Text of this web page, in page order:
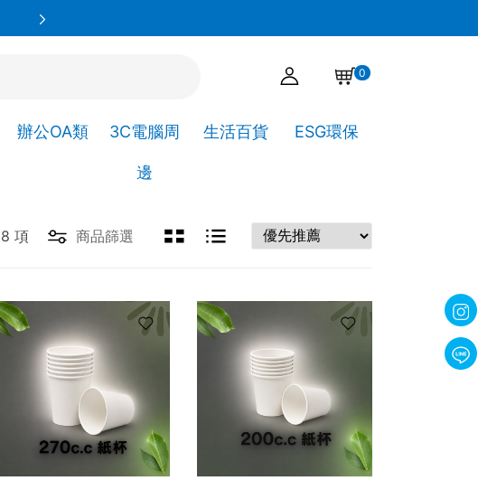
0
辦公OA類 3C電腦周
邊
生活百貨 ESG環保
8 項 商品篩選